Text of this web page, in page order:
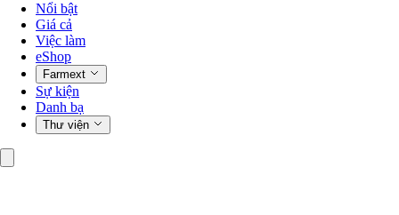
Nổi bật
Giá cả
Việc làm
eShop
Farmext
Sự kiện
Danh bạ
Thư viện